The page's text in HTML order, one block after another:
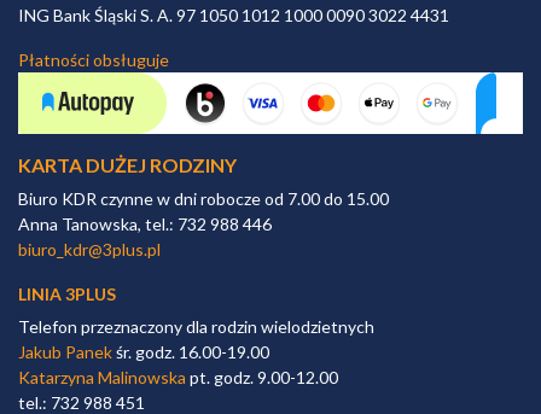
ING Bank Śląski S. A. 97 1050 1012 1000 0090 3022 4431
Płatności obsługuje
KARTA DUŻEJ RODZINY
Biuro KDR czynne w dni robocze od 7.00 do 15.00
Anna Tanowska, tel.: 732 988 446
biuro_kdr@3plus.pl
LINIA 3PLUS
Telefon przeznaczony dla rodzin wielodzietnych
Jakub Panekśr. godz. 16.00-19.00
Katarzyna Malinowska pt. godz. 9.00-12.00
tel.: 732 988 451